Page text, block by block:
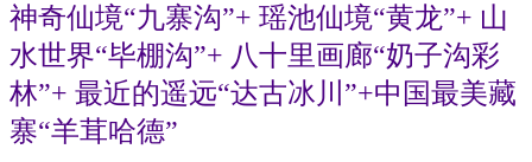
神奇仙境“九寨沟”+ 瑶池仙境“黄龙”+ 山
水世界“毕棚沟”+ 八十里画廊“奶子沟彩
林”+ 最近的遥远“达古冰川”+中国最美藏
寨“羊茸哈德”